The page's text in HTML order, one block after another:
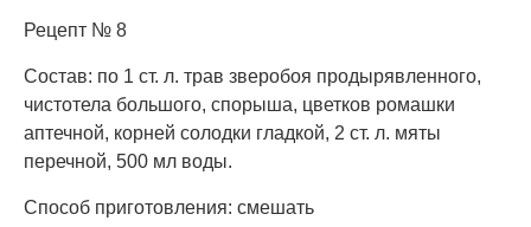
Рецепт № 8
Состав: по 1 ст. л. трав зверобоя продырявленного,
чистотела большого, спорыша, цветков ромашки
аптечной, корней солодки гладкой, 2 ст. л. мяты
перечной, 500 мл воды.
Способ приготовления: смешать